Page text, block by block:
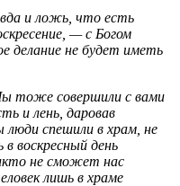
и ложь, что есть
— с Богом
делание не будет иметь
тоже совершили с вами
и лень, даровав
спешили в храм, не
воскресный день
не сможет нас
лишь в храме